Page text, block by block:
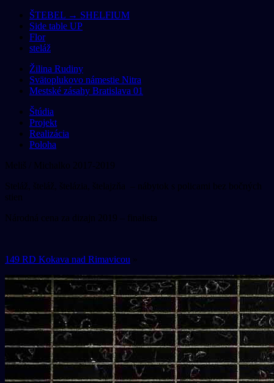
ŠTEBEL → SHELFIUM
Side table UP
Flor
steláž
Žilina Rudiny
Svätoplukovo námestie Nitra
Mestské zásahy Bratislava 01
Štúdia
Projekt
Realizácia
Poloha
Meliš / Michalko 2017-2019
Steláž, šteláž, štelázia, štelajzňa – nábytok s policami bez bočných
stien
Národná cena za dizajn 2019 – finalista
149 RD Kokava nad Rimavicou »